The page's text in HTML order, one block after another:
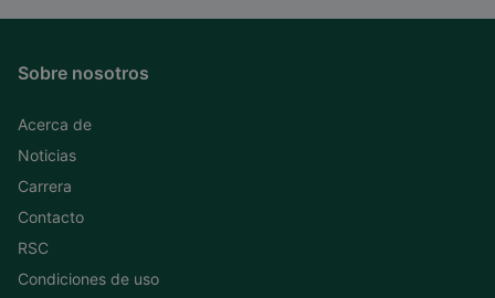
Sobre nosotros
Acerca de
Noticias
Carrera
Contacto
RSC
Condiciones de uso